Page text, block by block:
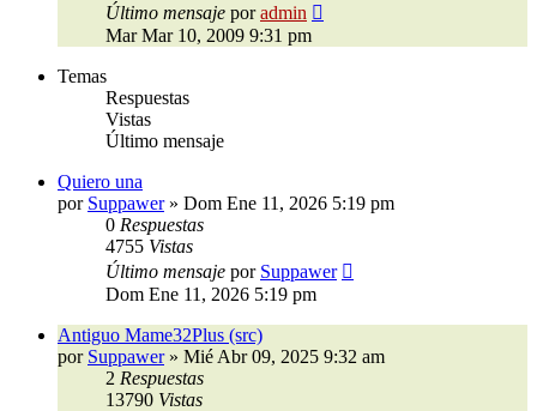
Último mensaje poradmin
Mar Mar 10, 2009 9:31 pm
Temas
Respuestas
Vistas
Último mensaje
Quiero una
por Suppawer» Dom Ene 11, 2026 5:19 pm
0 Respuestas
4755 Vistas
Último mensaje por Suppawer
Dom Ene 11, 2026 5:19 pm
Antiguo Mame32Plus (src)
por Suppawer» Mié Abr 09, 2025 9:32 am
2 Respuestas
13790 Vistas